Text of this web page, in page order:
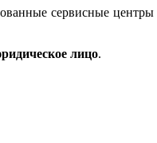
сервисные
лицо.